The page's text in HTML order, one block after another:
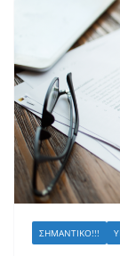
ΣΗΜΑΝΤΙΚΌ!!!